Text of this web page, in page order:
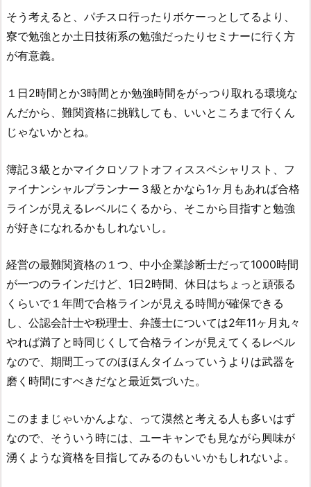
そう考えると、パチスロ行ったりボケーっとしてるより、
寮で勉強とか土日技術系の勉強だったりセミナーに行く方
が有意義。
１日2時間とか3時間とか勉強時間をがっつり取れる環境な
んだから、難関資格に挑戦しても、いいところまで行くん
じゃないかとね。
簿記３級とかマイクロソフトオフィススペシャリスト、フ
ァイナンシャルプランナー３級とかなら1ヶ月もあれば合格
ラインが見えるレベルにくるから、そこから目指すと勉強
が好きになれるかもしれないし。
経営の最難関資格の１つ、中小企業診断士だって1000時間
が一つのラインだけど、1日2時間、休日はちょっと頑張る
くらいで１年間で合格ラインが見える時間が確保できる
し、公認会計士や税理士、弁護士については2年11ヶ月丸々
やれば満了と時同じくして合格ラインが見えてくるレベル
なので、期間工ってのほほんタイムっていうよりは武器を
磨く時間にすべきだなと最近気づいた。
このままじゃいかんよな、って漠然と考える人も多いはず
なので、そういう時には、ユーキャンでも見ながら興味が
湧くような資格を目指してみるのもいいかもしれないよ。